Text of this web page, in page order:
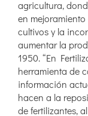
agricultura,
en
cultivos y la
aumentar la
1950. “En
herramienta de
información
hacen a la
de fertilizantes,